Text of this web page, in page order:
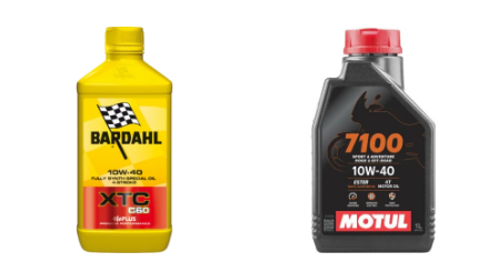
Ulei transmisie
Uleiuri hidraulice
Electrica
Incarcatoar acumulator baterie
Incarcatoare acumulator baterie
Semnalizare
Oglinzi moto
BMW Motorrad